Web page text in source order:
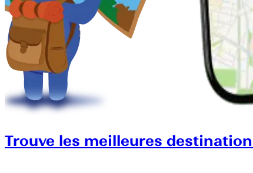
Trouve les meilleures